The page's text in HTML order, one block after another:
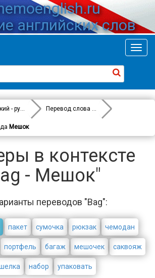
английских слов
Английский - русский Перевод слова
Bag
Мешок
в контексте
- Мешок"
переводов "Bag":
пакет сумочка рюкзак чемодан
портфель багаж мешочек саквояж
набор упаковать